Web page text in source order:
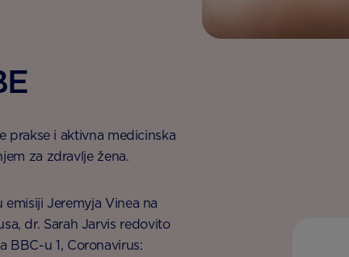
prakse i aktivna medicinska
za zdravlje žena.
Jeremyja Vinea na
dr. Sarah Jarvis redovito
BBC-u 1, Coronavirus: